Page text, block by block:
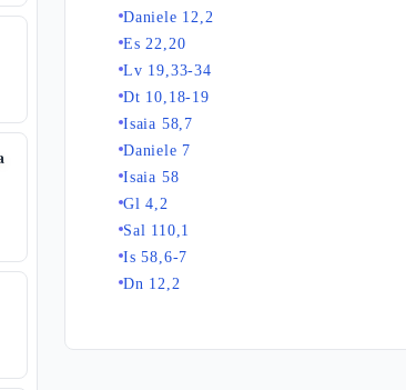
Daniele 12,2
Es 22,20
Lv 19,33-34
Dt 10,18-19
Isaia 58,7
Daniele 7
Isaia 58
Gl 4,2
Sal 110,1
Is 58,6-7
Dn 12,2